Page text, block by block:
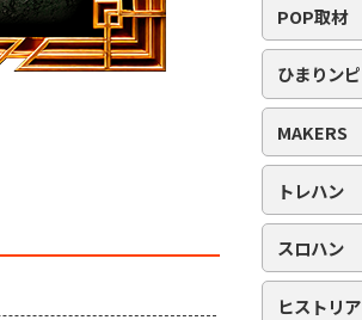
百獣撮［
百獣撮-
百獣撮［
スロット
パチンコ
POP取材
周年番付
POP番付
PICK番付
ひまりン
MAKERS
トレハン
スロハン
ヒストリア